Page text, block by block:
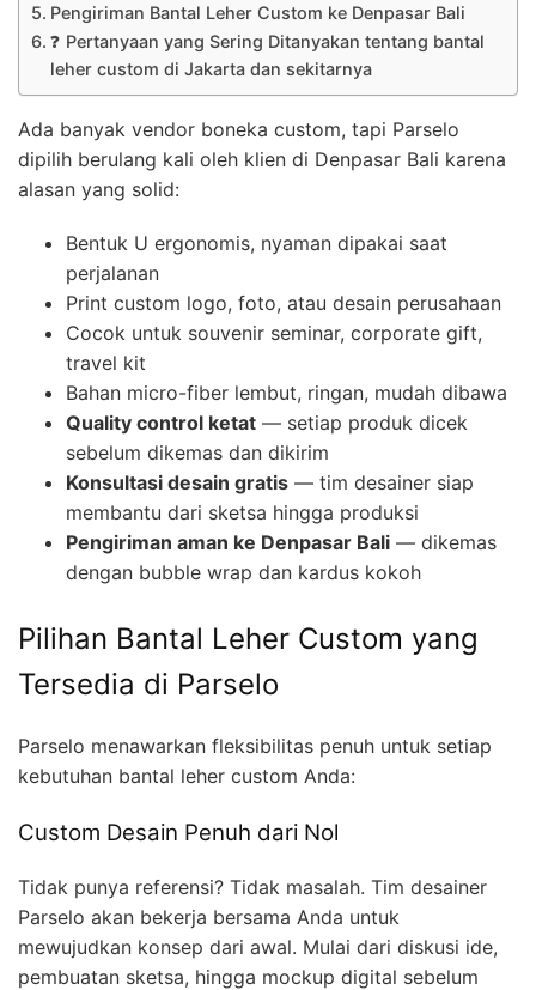
Pengiriman Bantal Leher Custom ke Denpasar Bali
❓ Pertanyaan yang Sering Ditanyakan tentang bantal
leher custom di Jakarta dan sekitarnya
Ada banyak vendor boneka custom, tapi Parselo
dipilih berulang kali oleh klien di Denpasar Bali karena
alasan yang solid:
Bentuk U ergonomis, nyaman dipakai saat
perjalanan
Print custom logo, foto, atau desain perusahaan
Cocok untuk souvenir seminar, corporate gift,
travel kit
Bahan micro-fiber lembut, ringan, mudah dibawa
Quality control ketat — setiap produk dicek
sebelum dikemas dan dikirim
Konsultasi desain gratis — tim desainer siap
membantu dari sketsa hingga produksi
Pengiriman aman ke Denpasar Bali — dikemas
dengan bubble wrap dan kardus kokoh
Pilihan Bantal Leher Custom yang
Tersedia di Parselo
Parselo menawarkan fleksibilitas penuh untuk setiap
kebutuhan bantal leher custom Anda:
Custom Desain Penuh dari Nol
Tidak punya referensi? Tidak masalah. Tim desainer
Parselo akan bekerja bersama Anda untuk
mewujudkan konsep dari awal. Mulai dari diskusi ide,
pembuatan sketsa, hingga mockup digital sebelum